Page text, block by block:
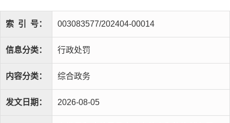
索 引 号： 003083577/202404-00014
信息分类： 行政处罚
内容分类： 综合政务
发文日期： 2026-08-05